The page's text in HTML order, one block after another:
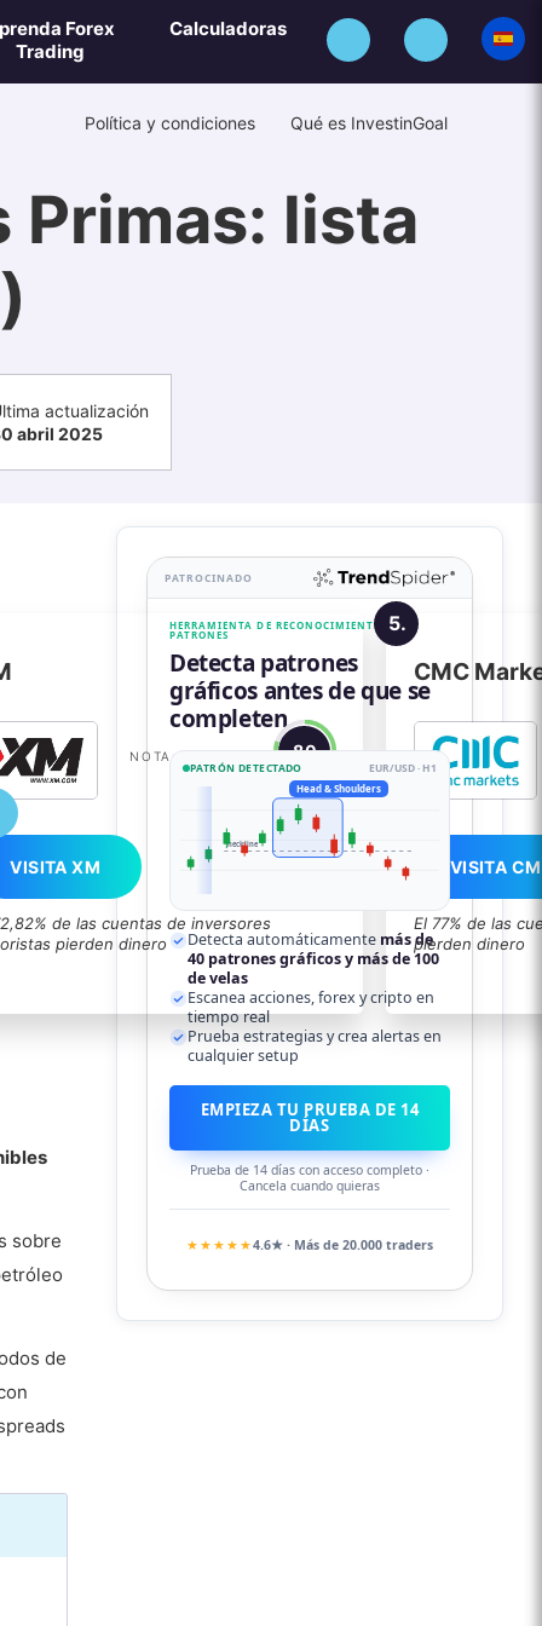
Forex
Trading
Calculadoras
Política y condiciones Qué es InvestinGoal
Primas: lista
actualización
abril 2025
NOTA: 80
VISITA XM
de las cuentas de inversores
pierden dinero
5.
CMC
VISITA
El 77% de las
pierden dinero
sobre
de
PATROCINADO
HERRAMIENTA DE RECONOCIMIENTO DE
PATRONES
Detecta patrones
gráficos antes de que se
completen.
PATRÓN DETECTADO EUR/USD · H1
neckline
Head & Shoulders
Detecta automáticamente más de
40 patrones gráficos y más de 100
de velas
Escanea acciones, forex y cripto en
tiempo real
Prueba estrategias y crea alertas en
cualquier setup
EMPIEZA TU PRUEBA DE 14
DÍAS
Prueba de 14 días con acceso completo ·
Cancela cuando quieras
★★★★★4.6★ · Más de 20.000 traders